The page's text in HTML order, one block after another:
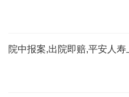
院中报案,出院即赔,平安人寿